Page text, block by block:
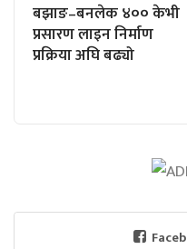
बझाङ–बनलेक ४०० केभी
प्रसारण लाइन निर्माण
प्रक्रिया अघि बढ्यो